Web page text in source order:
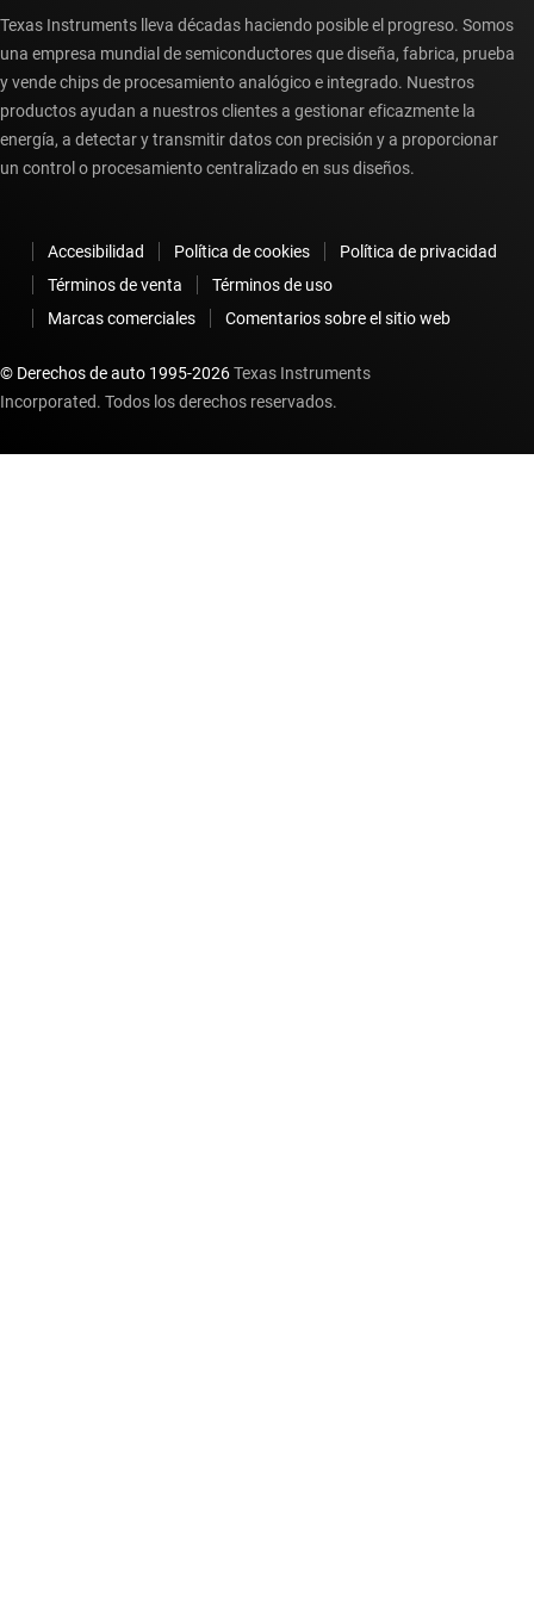
Texas Instruments lleva décadas haciendo posible el progreso. Somos
una empresa mundial de semiconductores que diseña, fabrica, prueba
y vende chips de procesamiento analógico e integrado. Nuestros
productos ayudan a nuestros clientes a gestionar eficazmente la
energía, a detectar y transmitir datos con precisión y a proporcionar
un control o procesamiento centralizado en sus diseños.
Accesibilidad Política de cookies
Política de privacidad
Términos de venta
Términos de uso
Marcas comerciales
Comentarios sobre el sitio web
© Derechos de auto 1995-2026Texas Instruments
Incorporated. Todos los derechos reservados.